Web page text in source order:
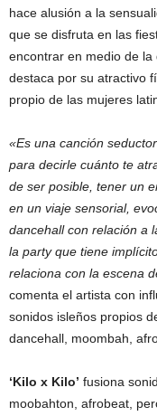
hace alusión a la
que se disfruta en las
encontrar en medio de
destaca por su atractivo
propio de las mujeres
«Es una canción
para decirle cuánto te
de ser posible, tener un
en un viaje sensorial,
dancehall con relación a
la party que tiene
relaciona con la escena
comenta el artista con
sonidos isleños propios
dancehall, moombah,
‘Kilo x Kilo’ fusiona
moobahton, afrobeat,